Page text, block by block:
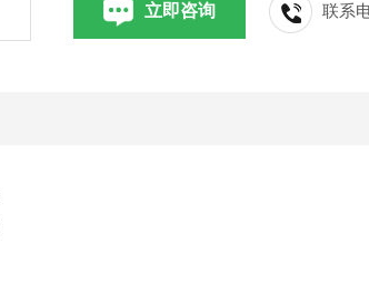
立即咨询 联系